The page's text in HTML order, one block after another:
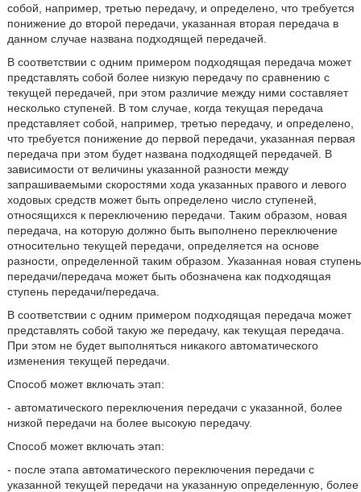
собой, например, третью передачу, и определено, что требуется
понижение до второй передачи, указанная вторая передача в
данном случае названа подходящей передачей.
В соответствии с одним примером подходящая передача может
представлять собой более низкую передачу по сравнению с
текущей передачей, при этом различие между ними составляет
несколько ступеней. В том случае, когда текущая передача
представляет собой, например, третью передачу, и определено,
что требуется понижение до первой передачи, указанная первая
передача при этом будет названа подходящей передачей. В
зависимости от величины указанной разности между
запрашиваемыми скоростями хода указанных правого и левого
ходовых средств может быть определено число ступеней,
относящихся к переключению передачи. Таким образом, новая
передача, на которую должно быть выполнено переключение
относительно текущей передачи, определяется на основе
разности, определенной таким образом. Указанная новая ступень
передачи/передача может быть обозначена как подходящая
ступень передачи/передача.
В соответствии с одним примером подходящая передача может
представлять собой такую же передачу, как текущая передача.
При этом не будет выполняться никакого автоматического
изменения текущей передачи.
Способ может включать этап:
- автоматического переключения передачи с указанной, более
низкой передачи на более высокую передачу.
Способ может включать этап:
- после этапа автоматического переключения передачи с
указанной текущей передачи на указанную определенную, более